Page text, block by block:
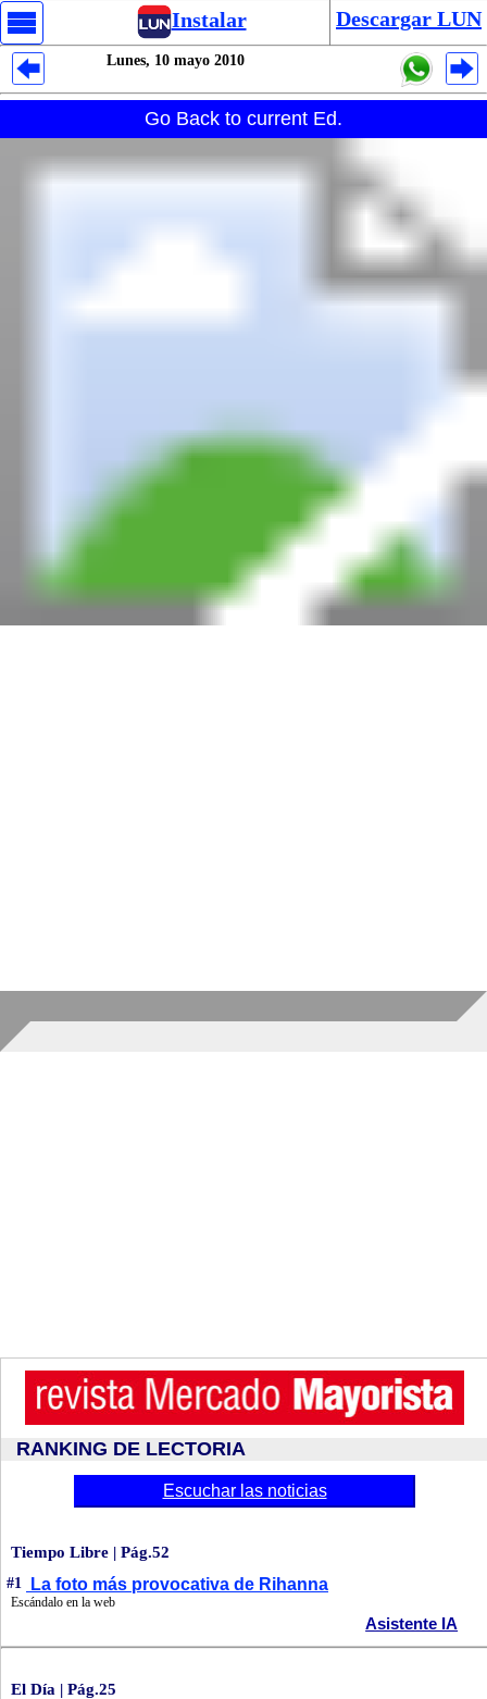
Instalar Descargar LUN
Lunes, 10 mayo 2010
Go Back to current Ed.
RANKING DE LECTORIA
Escuchar las noticias
Tiempo Libre | Pág.52
#1 La foto más provocativa de Rihanna
Escándalo en la web
Asistente IA
El Día | Pág.25
Despliegues Analytics
Despliegues Totales
Despliegues por Rubros